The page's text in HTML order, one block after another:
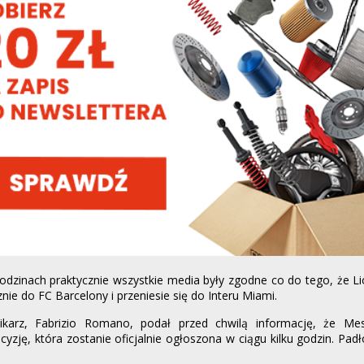
praktycznie wszystkie media były zgodne co do tego, że
do FC Barcelony i przeniesie się do Interu Miami.
Fabrizio Romano, podał przed chwilą informację, że
która zostanie oficjalnie ogłoszona w ciągu kilku godzin.